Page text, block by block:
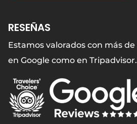
RESEÑAS
Estamos valorados con más
en Google como en Tripadvisor.